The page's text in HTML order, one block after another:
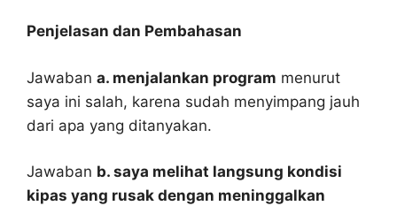
Penjelasan dan Pembahasan
Jawaban a. menjalankan program menurut
saya ini salah, karena sudah menyimpang jauh
dari apa yang ditanyakan.
Jawaban b. saya melihat langsung kondisi
kipas yang rusak dengan meninggalkan